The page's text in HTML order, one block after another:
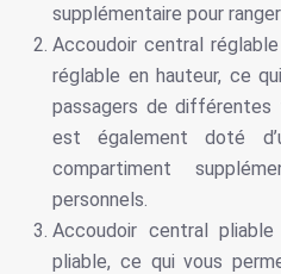
supplémentaire pour
Accoudoir central
réglable en hauteur, ce
passagers de
est également doté
compartiment
personnels.
Accoudoir central
pliable, ce qui vous